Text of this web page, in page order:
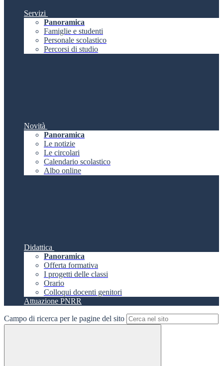
Servizi
Panoramica
Famiglie e studenti
Personale scolastico
Percorsi di studio
Novità
Panoramica
Le notizie
Le circolari
Calendario scolastico
Albo online
Didattica
Panoramica
Offerta formativa
I progetti delle classi
Orario
Colloqui docenti genitori
Attuazione PNRR
Campo di ricerca per le pagine del sito